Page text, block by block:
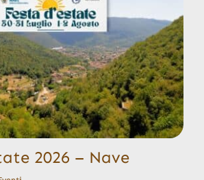
2026 – Nave